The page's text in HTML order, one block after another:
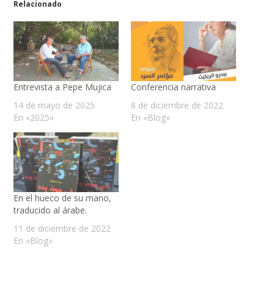
Relacionado
Entrevista a Pepe Mujica
14 de mayo de 2025
En «2025»
Conferencia narrativa
8 de diciembre de 2022
En «Blog»
En el hueco de su mano,
traducido al árabe.
11 de diciembre de 2022
En «Blog»